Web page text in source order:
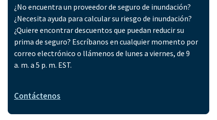
¿No encuentra un proveedor de seguro de inundación?
¿Necesita ayuda para calcular su riesgo de inundación?
¿Quiere encontrar descuentos que puedan reducir su
prima de seguro? Escríbanos en cualquier momento por
correo electrónico o llámenos de lunes a viernes, de 9
a. m. a 5 p. m. EST.
Contáctenos